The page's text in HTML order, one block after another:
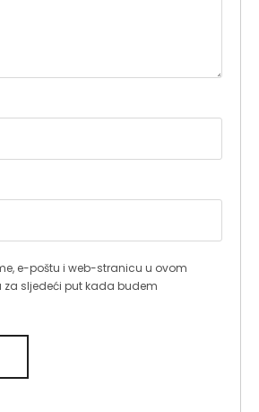
e-poštu i web-stranicu u ovom
za sljedeći put kada budem